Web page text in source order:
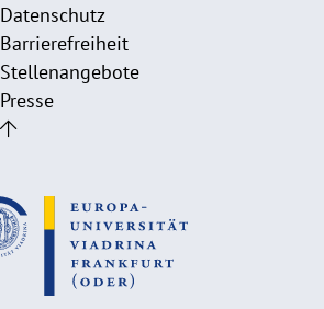
Datenschutz
Barrierefreiheit
Stellenangebote
Presse